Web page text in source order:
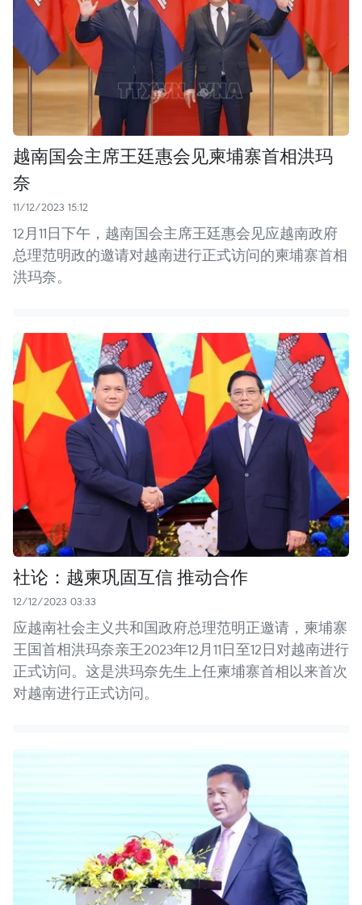
越南国会主席王廷惠会见柬埔寨首相洪玛
奈
11/12/2023 15:12
12月11日下午，越南国会主席王廷惠会见应越南政府
总理范明政的邀请对越南进行正式访问的柬埔寨首相
洪玛奈。
社论：越柬巩固互信 推动合作
12/12/2023 03:33
应越南社会主义共和国政府总理范明正邀请，柬埔寨
王国首相洪玛奈亲王2023年12月11日至12日对越南进行
正式访问。这是洪玛奈先生上任柬埔寨首相以来首次
对越南进行正式访问。